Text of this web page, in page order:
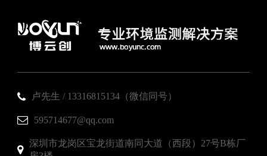
卢先生 / 13316815134（微信同号）
595714677@qq.com
深圳市龙岗区宝龙街道南同大道（西段）27号B栋厂